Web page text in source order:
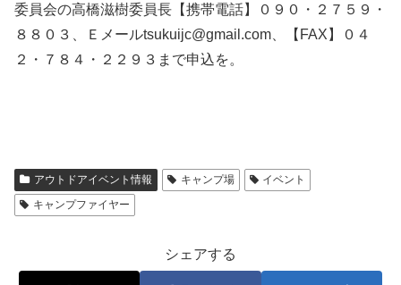
委員会の高橋滋樹委員長【携帯電話】０９０・２７５９・
８８０３、Ｅメールtsukuijc@gmail.com、【FAX】０４
２・７８４・２２９３まで申込を。
アウトドアイベント情報 キャンプ場
イベント
キャンプファイヤー
シェアする